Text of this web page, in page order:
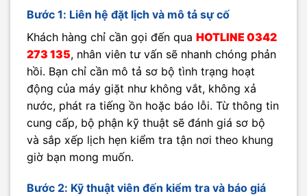
Bước 1: Liên hệ đặt lịch và mô tả sự cố
Khách hàng chỉ cần gọi đến qua HOTLINE 0342
273 135, nhân viên tư vấn sẽ nhanh chóng phản
hồi. Bạn chỉ cần mô tả sơ bộ tình trạng hoạt
động của máy giặt như không vắt, không xả
nước, phát ra tiếng ồn hoặc báo lỗi. Từ thông tin
cung cấp, bộ phận kỹ thuật sẽ đánh giá sơ bộ
và sắp xếp lịch hẹn kiểm tra tận nơi theo khung
giờ bạn mong muốn.
Bước 2: Kỹ thuật viên đến kiểm tra và báo giá